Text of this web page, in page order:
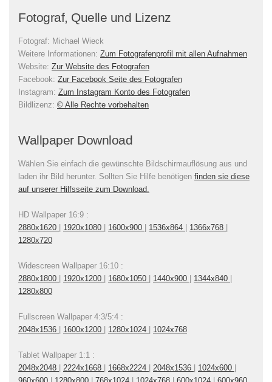
Fotograf, Quelle und Lizenz
Fotograf: Michael Wieck
Weitere Informationen: Zum Fotografenprofil mit allen Aufnahmen
Website: Zur Website des Fotografen
Facebook: Zur Facebook Seite des Fotografen
Instagram: Zum Instagram Konto des Fotografen
Bildlizenz: © Alle Rechte vorbehalten
Wallpaper Download
Wählen Sie einfach die gewünschte Bildschirmauflösung aus und
laden ihr Bild herunter. Sollten Sie Hilfe benötigen finden sie diese
auf unserer Hilfsseite zum Download.
HD Wallpaper 16:9 :
2880x1620 | 1920x1080 | 1600x900 | 1536x864 | 1366x768 |
1280x720
Widescreen Wallpaper 16:10 :
2880x1800 | 1920x1200 | 1680x1050 | 1440x900 | 1344x840 |
1280x800
Fullscreen Wallpaper 4:3/5:4 :
2048x1536 | 1600x1200 | 1280x1024 | 1024x768
Tablet Wallpaper 1:1 :
2048x2048 | 2224x1668 | 1668x2224 | 2048x1536 | 1024x600 |